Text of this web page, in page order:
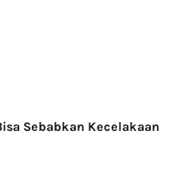
Sebabkan Kecelakaan